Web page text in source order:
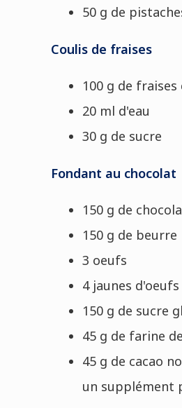
50 g de
Coulis de fraises
100 g de fraises
20 ml d'eau
30 g de sucre
Fondant au chocolat
150 g de
150 g de beurre
3 oeufs
4 jaunes d'oeufs
150 g de sucre
45 g de farine
45 g de cacao
un supplément